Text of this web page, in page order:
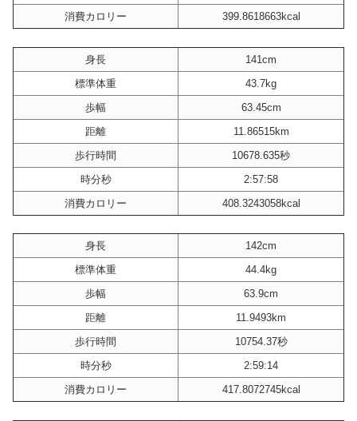
消費カロリー
399.8618663kcal
身長
141cm
標準体重
43.7kg
歩幅
63.45cm
距離
11.86515km
歩行時間
10678.635秒
時分秒
2:57:58
消費カロリー
408.3243058kcal
身長
142cm
標準体重
44.4kg
歩幅
63.9cm
距離
11.9493km
歩行時間
10754.37秒
時分秒
2:59:14
消費カロリー
417.8072745kcal